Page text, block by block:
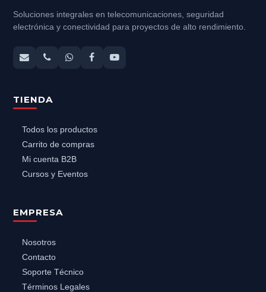
Soluciones integrales en telecomunicaciones, seguridad
electrónica y conectividad para proyectos de alto rendimiento.
TIENDA
Todos los productos
Carrito de compras
Mi cuenta B2B
Cursos y Eventos
EMPRESA
Nosotros
Contacto
Soporte Técnico
Términos Legales